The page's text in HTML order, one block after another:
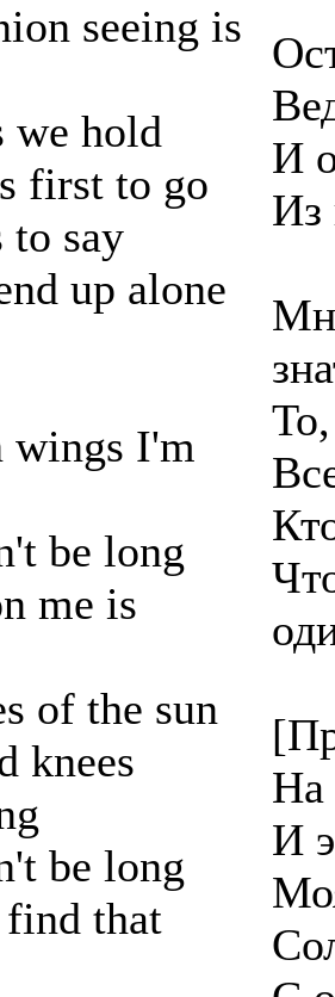
seeing is
we hold
first to go
to say
up alone
wings I'm
be long
me is
of the sun
knees
be long
that
И
Из
На
И